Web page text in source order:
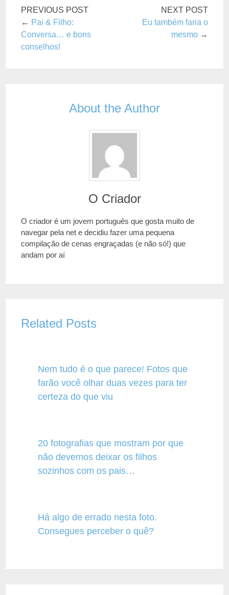
PREVIOUS POST
← Pai & Filho:
Conversa… e bons
conselhos!
NEXT POST
Eu também faria o
mesmo→
About the Author
O Criador
O criador é um jovem português que gosta muito de
navegar pela net e decidiu fazer uma pequena
compilação de cenas engraçadas (e não só!) que
andam por aí
Related Posts
Nem tudo é o que parece! Fotos que
farão você olhar duas vezes para ter
certeza do que viu
20 fotografias que mostram por que
não devemos deixar os filhos
sozinhos com os pais…
Há algo de errado nesta foto.
Consegues perceber o quê?